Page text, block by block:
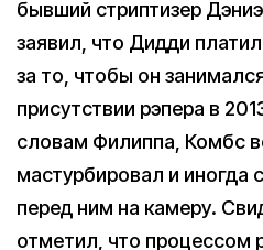
бывший стриптизер
заявил, что Дидди
за то, чтобы он
присутствии рэпера в
словам Филиппа, Комбс
мастурбировал и иногда
перед ним на камеру.
отметил, что процессом